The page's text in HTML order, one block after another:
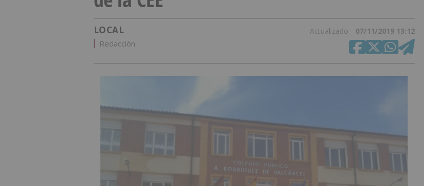
LOCAL Actualizado 07/11/2019 13:12
Redacción